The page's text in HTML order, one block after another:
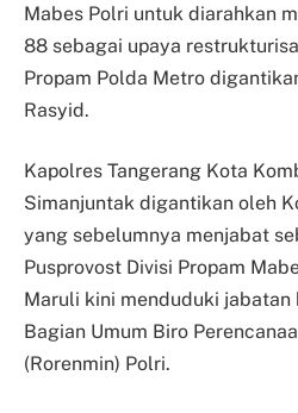
Mabes Polri untuk diarahkan
88 sebagai upaya
Propam Polda Metro
Rasyid.
Kapolres Tangerang Kota
Simanjuntak digantikan oleh
yang sebelumnya menjabat
Pusprovost Divisi Propam
Maruli kini menduduki jabatan
Bagian Umum Biro
(Rorenmin) Polri.